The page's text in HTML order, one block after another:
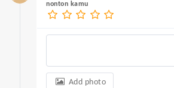
nonton kamu
Add photo